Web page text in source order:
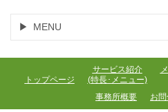
MENU
トップページ
サービス紹介
(特長･メニュー)
事務所概要
お